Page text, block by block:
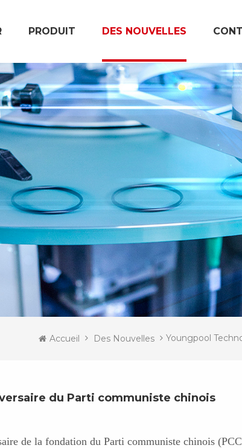
PRODUIT DES NOUVELLES
Accueil Des Nouvelles Youngpool
du Parti communiste chinois
de la fondation du Parti communiste chinois